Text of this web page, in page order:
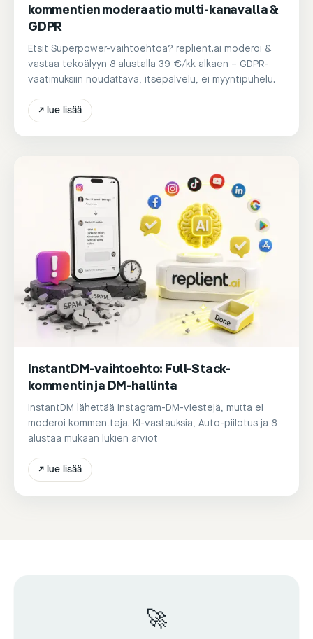
kommentien moderaatio multi-kanavalla &
GDPR
Etsit Superpower-vaihtoehtoa? replient.ai moderoi &
vastaa tekoälyyn 8 alustalla 39 €/kk alkaen – GDPR-
vaatimuksiin noudattava, itsepalvelu, ei myyntipuhelu.
↗ lue lisää
InstantDM-vaihtoehto: Full-Stack-
kommentin ja DM-hallinta
InstantDM lähettää Instagram-DM-viestejä, mutta ei
moderoi kommentteja. KI-vastauksia, Auto-piilotus ja 8
alustaa mukaan lukien arviot
↗ lue lisää
🚀